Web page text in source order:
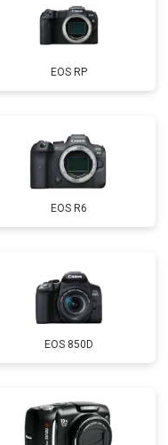
EOS RP
EOS R6
EOS 850D